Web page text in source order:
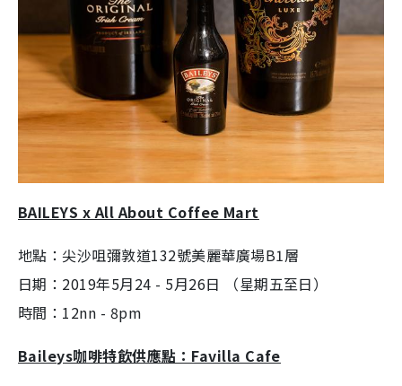
BAILEYS x All About Coffee Mart
地點：尖沙咀彌敦道132號美麗華廣場B1層
日期：2019年5月24 - 5月26日 （星期五至日）
時間：12nn - 8pm
Baileys咖啡特飲供應點：Favilla Cafe